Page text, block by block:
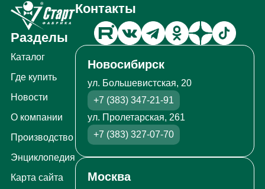
Разделы
Каталог
Где купить
Новости
О компании
Производство
Энциклопедия
Карта сайта
Контакты
Новосибирск
ул. Большевистская, 20
+7 (383) 347-21-91
ул. Пролетарская, 261
+7 (383) 327-07-70
Москва